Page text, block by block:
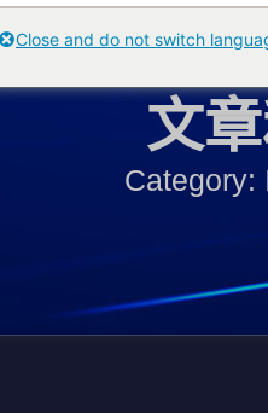
文
Category:
Close and do not switch